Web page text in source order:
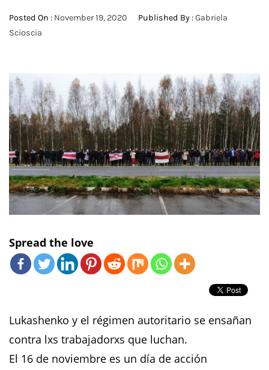
Posted On : November 19, 2020 Published By :Gabriela
Scioscia
Spread the love
Lukashenko y el régimen autoritario se ensañan
contra lxs trabajadorxs que luchan.
El 16 de noviembre es un día de acción